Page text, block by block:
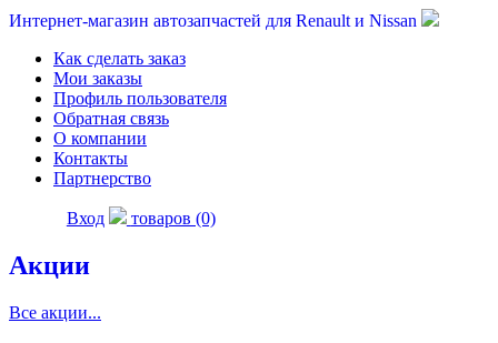
Интернет-магазин автозапчастей для Renault и Nissan
Как сделать заказ
Мои заказы
Профиль пользователя
Обратная связь
О компании
Контакты
Партнерство
Вход товаров (0)
Акции
Все акции...